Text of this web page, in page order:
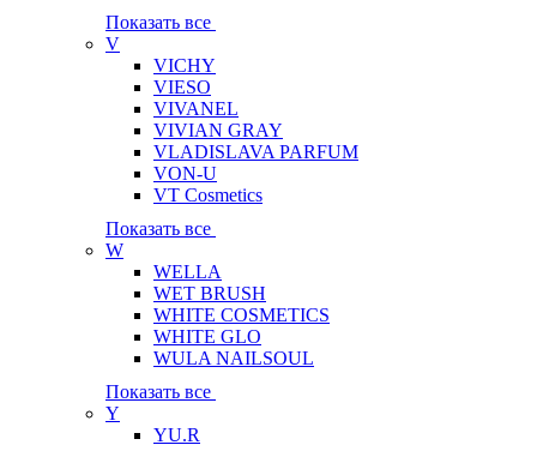
Показать все
V
VICHY
VIESO
VIVANEL
VIVIAN GRAY
VLADISLAVA PARFUM
VON-U
VT Cosmetics
Показать все
W
WELLA
WET BRUSH
WHITE COSMETICS
WHITE GLO
WULA NAILSOUL
Показать все
Y
YU.R